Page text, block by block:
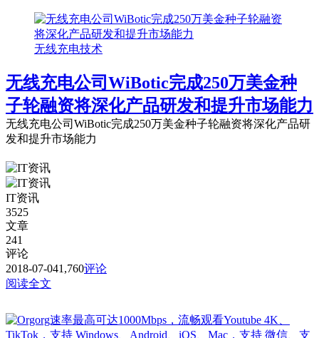
无线充电技术
无线充电公司WiBotic完成250万美金种
子轮融资将深化产品研发和提升市场能力
无线充电公司WiBotic完成250万美金种子轮融资将深化产品研
发和提升市场能力
IT资讯
3525
文章
241
评论
2018-07-041,760评论
阅读全文